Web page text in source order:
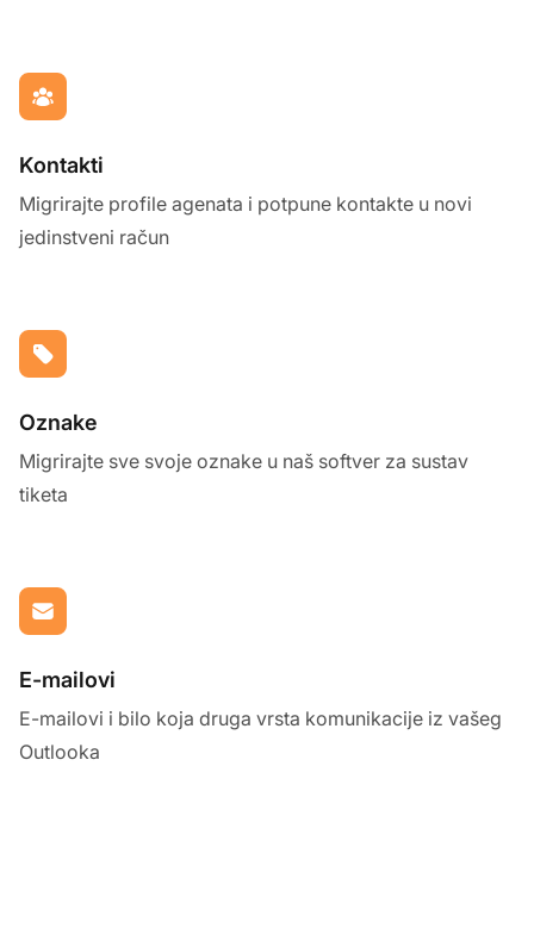
Kontakti
Migrirajte profile agenata i potpune kontakte u novi
jedinstveni račun
Oznake
Migrirajte sve svoje oznake u naš softver za sustav
tiketa
E-mailovi
E-mailovi i bilo koja druga vrsta komunikacije iz vašeg
Outlooka